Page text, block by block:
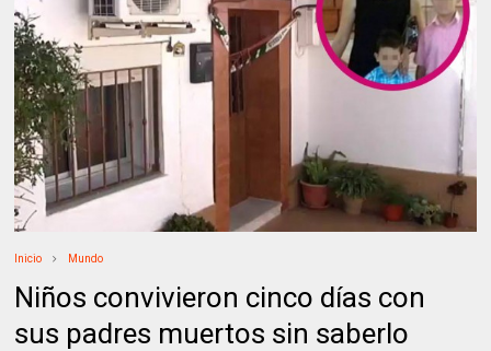
Inicio Mundo
Niños convivieron cinco días con
sus padres muertos sin saberlo